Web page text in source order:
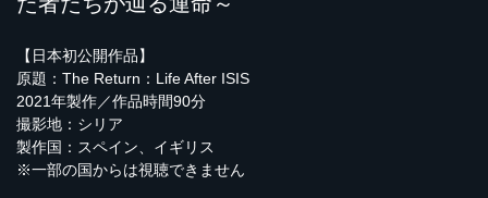
【日本初公開作品】
原題：The Return：Life After ISIS
2021年製作／作品時間90分
撮影地：シリア
製作国：スペイン、イギリス
※一部の国からは視聴できません